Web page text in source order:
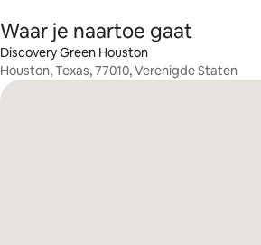
Waar je naartoe gaat
Discovery Green Houston
Houston, Texas, 77010, Verenigde Staten